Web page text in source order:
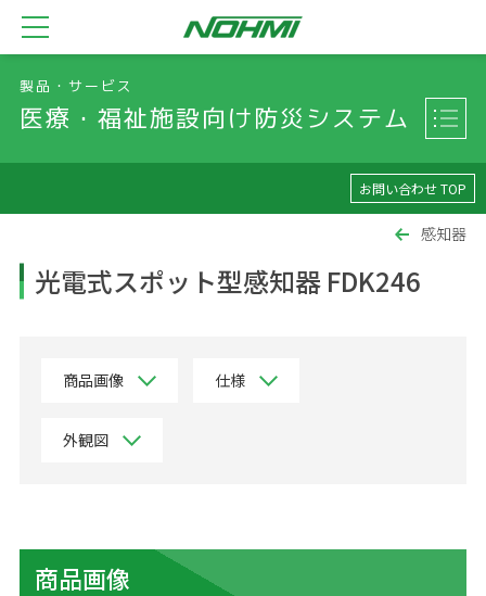
製品・サービス
医療・福祉施設向け防災システム
お問い合わせ TOP
感知器
光電式スポット型感知器 FDK246
商品画像 仕様
外観図
商品画像